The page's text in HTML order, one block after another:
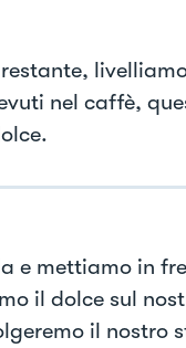
nel caffè,
e mettiamo in
il dolce sul
il nostro